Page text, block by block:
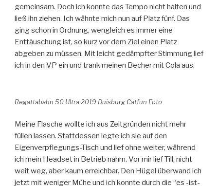
gemeinsam. Doch ich konnte das Tempo nicht halten und
ließ ihn ziehen. Ich wähnte mich nun auf Platz fünf. Das
ging schon in Ordnung, wengleich es immer eine
Enttäuschung ist, so kurz vor dem Ziel einen Platz
abgeben zu müssen. Mit leicht gedämpfter Stimmung lief
ich in den VP ein und trank meinen Becher mit Cola aus.
Regattabahn 50 Ultra 2019 Duisburg Catfun Foto
Meine Flasche wollte ich aus Zeitgründen nicht mehr
füllen lassen. Stattdessen legte ich sie auf den
Eigenverpflegungs-Tisch und lief ohne weiter, während
ich mein Headset in Betrieb nahm. Vor mir lief Till, nicht
weit weg, aber kaum erreichbar. Den Hügel überwand ich
jetzt mit weniger Mühe und ich konnte durch die “es -ist-